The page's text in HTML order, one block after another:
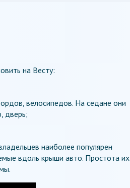
на Весту:
велосипедов. На седане они
дверь;
наиболее популярен
вдоль крыши авто. Простота их